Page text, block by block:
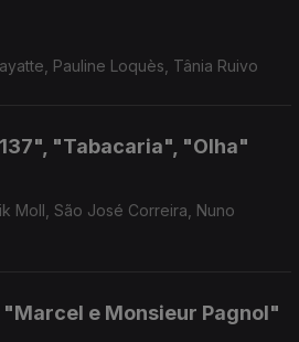
Pauline Loquès, Tânia Ruivo
"Tabacaria", "Olha"
Moll, São José Correira, Nuno
e Monsieur Pagnol"